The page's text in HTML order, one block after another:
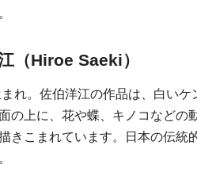
（Hiroe Saeki）
れ。佐伯洋江の作品は、白い
の上に、花や蝶、キノコなど
きこまれています。日本の伝統